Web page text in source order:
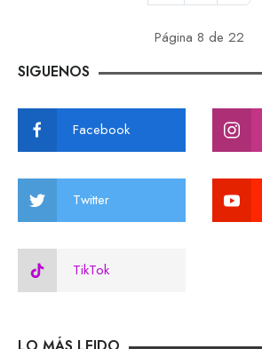
Página 8 de 22
SIGUENOS
Facebook
Twitter
TikTok